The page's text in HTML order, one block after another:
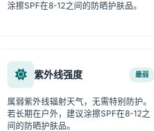
涂擦SPF在8-12之间的防晒护肤品。
紫外线强度 最弱
属弱紫外线辐射天气，无需特别防护。
若长期在户外，建议涂擦SPF在8-12之
间的防晒护肤品。